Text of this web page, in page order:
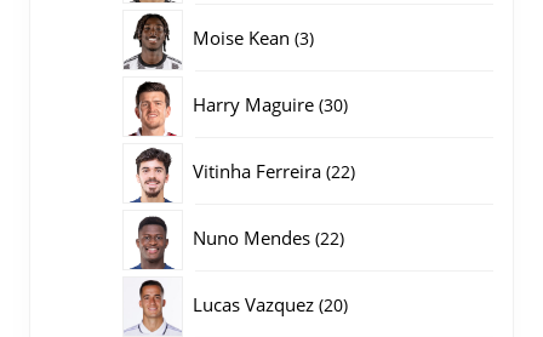
Moise Kean 33
Harry Maguire 3030
Vitinha Ferreira 2222
Nuno Mendes 2222
Lucas Vazquez 2020